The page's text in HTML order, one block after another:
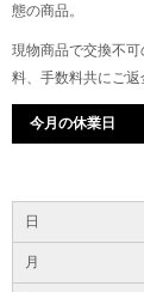
態の商品。
現物商品で交換不
料、手数料共にご返
今月の休業日
日
月